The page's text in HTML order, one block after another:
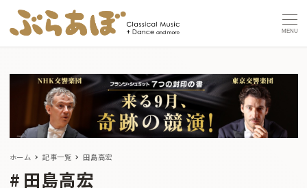
MENU
ホーム 記事一覧 田島高宏
田島高宏